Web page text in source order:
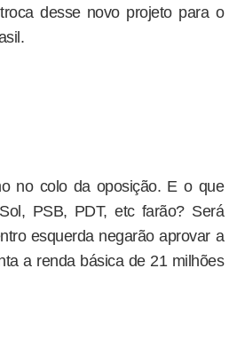
desse novo projeto para o
no colo da oposição. E o que
PSB, PDT, etc farão? Será
esquerda negarão aprovar a
a renda básica de 21 milhões